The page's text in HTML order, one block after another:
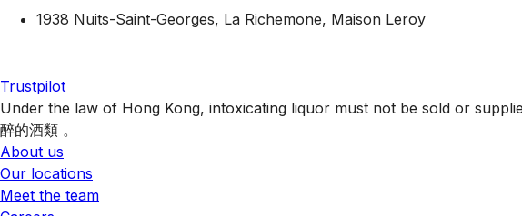
1938 Nuits-Saint-Georges, La Richemone, Maison Leroy
Trustpilot
Under the law of Hong Kong, intoxicating liquor must not be sold or
醉的酒類 。
About us
Our locations
Meet the team